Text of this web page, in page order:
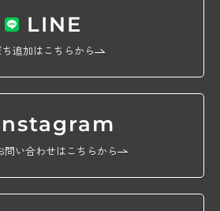
LINE
ち追加はこちらから
問い合わせはこちらから